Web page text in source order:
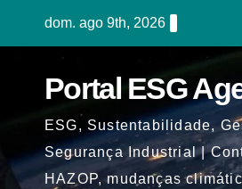
dom. ago 9th, 2026
Portal ESG
ESG, Sustentabilidade,
Segurança Industrial |
HAZOP, mudanças